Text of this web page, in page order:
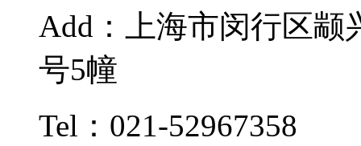
Add：上海市闵行区颛
号5幢
Tel：021-52967358